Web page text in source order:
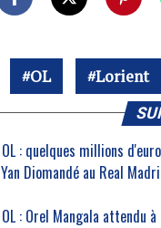
OL Lorient
OL : quelques millions
Yan Diomandé au Real
OL : Orel Mangala attendu